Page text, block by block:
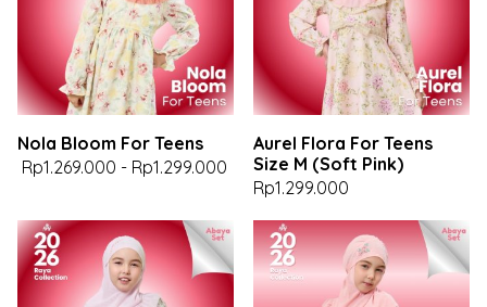
Nola Bloom For Teens
Rp1.269.000 - Rp1.299.000
Aurel Flora For Teens
Size M (Soft Pink)
Rp1.299.000